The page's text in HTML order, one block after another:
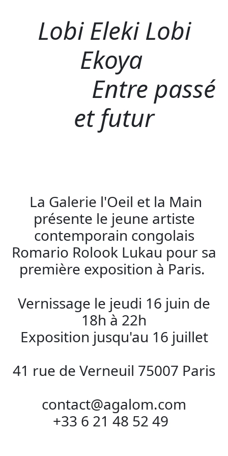
Lobi Eleki Lobi
Ekoya
Entre passé
et futur
La Galerie l'Oeil et la Main
présente le jeune artiste
contemporain congolais
Romario Rolook Lukau pour sa
première exposition à Paris.
Vernissage le jeudi 16 juin de
18h à 22h
Exposition jusqu'au 16 juillet
41 rue de Verneuil 75007 Paris
contact@agalom.com
+33 6 21 48 52 49